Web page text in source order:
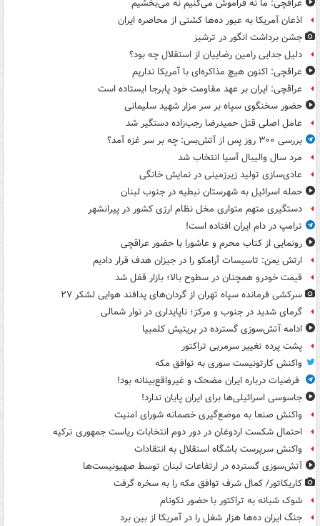
عراقچی: ما نه فراموش می‌کنیم نه می‌بخشیم
اذعان آمریکا به عبور ده‌ها کشتی از محاصره ایران
جشن برداشت انگور در ترشیز
دلیل جدایی رامین رضاییان از استقلال چه بود؟
عراقچی: اکنون هیچ مذاکره‌ای با آمریکا نداریم
عراقچی: ایران بر عهد مقاومت خود پابرجا ایستاده است
حضور سخنگوی سپاه بر سر مزار شهید سلیمانی
عامل اصلی قتل حمیدرضا رجب‌زاده دستگیر شد
بررسی ۳۰۰ روز پس از آتش‌بس: چه بر سر غزه آمد؟
مرد سال والیبال آسیا انتخاب شد
عادی‌سازی تولید زیرزمینی در نمایش خانگی
حمله اسرائیل به شهرستان نبطیه در جنوب لبنان
دستگیری متهم متواری مخل نظام ارزی کشور در پیرانشهر
ترامپ در دام ایران افتاده است!
رونمایی از کتاب محرم و عاشورا با حضور عراقچی
ارتش یمن: تاسیسات آرامکو را در جیزان هدف قرار دادیم
قیمت خودرو همچنان در سطوح بالا؛ بازار قفل شد
سرکشی فرمانده سپاه تهران از گردان‌های پدافند هوایی لشکر ۲۷
گرمای شدید در جنوب و مرکز؛ ناپایداری در نوار شمالی
ادامه آتش‌سوزی گسترده در بریتیش کلمبیا
پشت پرده تغییر سرمربی تراکتور
واکنش کارتونیست سوری به توافق مکه
فرضیات درباره ایران مضحک و غیرواقع‌بینانه بود!
جاسوسی اسرائیلی‌ها برای ایران پایان ندارد!
واکنش صنعا به موضع‌گیری خصمانه شورای امنیت
احتمال شکست اردوغان در دور دوم انتخابات ریاست جمهوری ترکیه
واکنش سرپرست باشگاه استقلال به انتقادات
آتش‌سوزی گسترده در ارتفاعات لبنان توسط صهیونیست‌ها
کاریکاتور/ کمال شرف توافق مکه را به سخره گرفت
شوک شبانه به تراکتور با حضور نکونام
جنگ ایران ده‌ها هزار شغل را در آمریکا از بین برد